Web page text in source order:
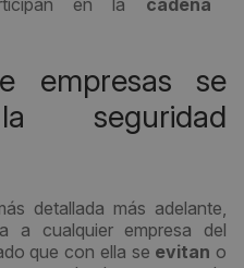
empresas se
seguridad
detallada más adelante,
a cualquier empresa del
que con ella se evitan o